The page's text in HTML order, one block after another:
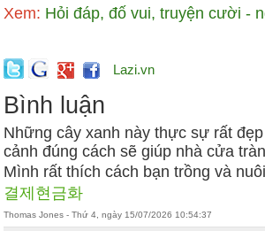
Xem: Hỏi đáp, đố vui, truyện cười -
Lazi.vn
Bình luận
Những cây xanh này thực sự rất
cảnh đúng cách sẽ giúp nhà cửa
Mình rất thích cách bạn trồng và
결제현금화
Thomas Jones - Thứ 4, ngày 15/07/2026 10:54:37